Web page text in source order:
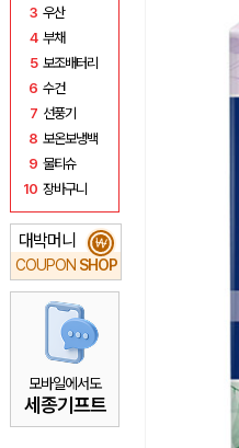
3 우산
4 부채
5 보조배터리
6 수건
7 선풍기
8 보온보냉백
9 물티슈
10 장바구니
대박머니
COUPON SHOP
₩
모바일에서도
세종기프트